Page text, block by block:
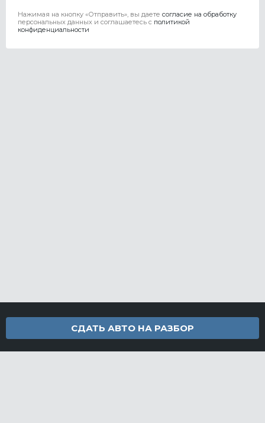
Нажимая на кнопку «Отправить», вы даете согласие на обработку
персональных данных и соглашаетесь c политикой
конфиденциальности
СДАТЬ АВТО НА РАЗБОР